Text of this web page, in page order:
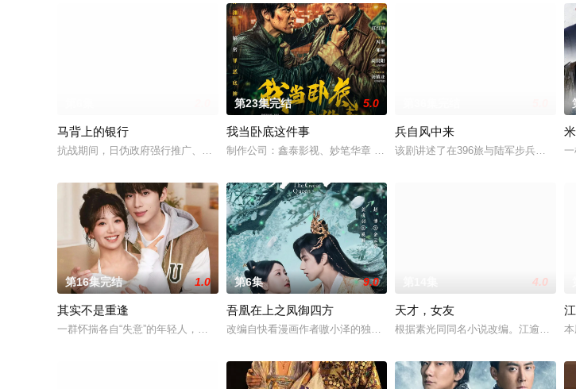
马背上的银行
抗战期间，日伪政府强行推广、使用由“中国准备银行”发行的伪钞货币。根据党中央指示，高景波、徐邵梁、孙希
第23集完结 5.0
我当卧底这件事
制作公司：鑫泰影视、妙笔华章 题材：警匪、反诈 规格：15分钟X24集 拍
兵自风中来
该剧讲述了在396旅与陆军步兵学院联
第16集完结 1.0
其实不是重逢
一群怀揣各自“失意”的年轻人，在沿海小城南安相遇相知，他们决心各展所长创办旅行社。他们以当地的特色人文
第6集 9.0
吾凰在上之凤御四方
改编自快看漫画作者嗷小泽的独家连载漫画《吾凰在上》。现代少女奚圆（
4.0
天才，女友
根据素光同同名小说改编。江逾白长